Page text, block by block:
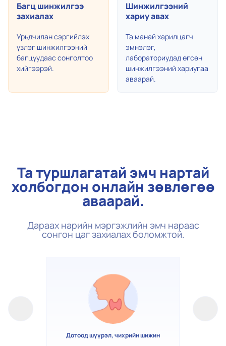
Багц шинжилгээ
захиалах
Урьдчилан сэргийлэх
үзлэг шинжилгээний
багцуудаас сонголтоо
хийгээрэй.
Шинжилгээний
хариу авах
Та манай харилцагч
эмнэлэг,
лабораториудад өгсөн
шинжилгээний хариугаа
аваарай.
Та туршлагатай эмч нартай
холбогдон онлайн зөвлөгөө
аваарай.
Дараах нарийн мэргэжлийн эмч нараас
сонгон цаг захиалах боломжтой.
Дотоод шүүрэл, чихрийн шижин